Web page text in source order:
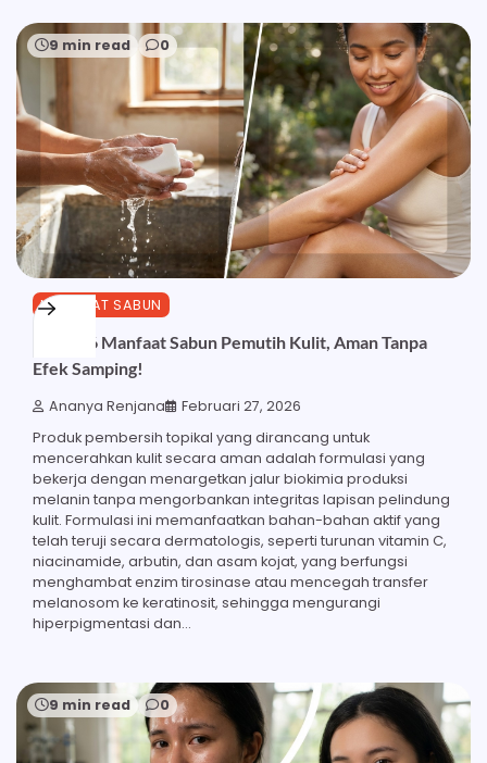
9 min read 0
MANFAAT SABUN
Inilah 26 Manfaat Sabun Pemutih Kulit, Aman Tanpa
Efek Samping!
Ananya Renjana Februari 27, 2026
Produk pembersih topikal yang dirancang untuk
mencerahkan kulit secara aman adalah formulasi yang
bekerja dengan menargetkan jalur biokimia produksi
melanin tanpa mengorbankan integritas lapisan pelindung
kulit. Formulasi ini memanfaatkan bahan-bahan aktif yang
telah teruji secara dermatologis, seperti turunan vitamin C,
niacinamide, arbutin, dan asam kojat, yang berfungsi
menghambat enzim tirosinase atau mencegah transfer
melanosom ke keratinosit, sehingga mengurangi
hiperpigmentasi dan…
9 min read 0